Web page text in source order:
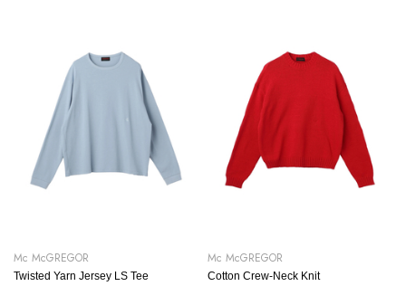
Mc McGREGOR
Twisted Yarn Jersey LS Tee
Mc McGREGOR
Cotton Crew-Neck Knit